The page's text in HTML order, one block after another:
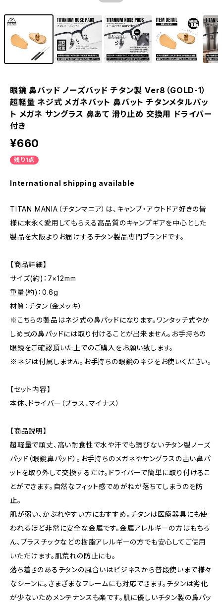
眼鏡 鼻パッド ノーズパッド チタン製 Ver8（GOLD-1）
超軽量 ネジ式 メガネパット 鼻パット チタンメタルパッ
ト メガネ サングラス 鼻あて 滑り止め 交換用 ドライバー
付き
¥660
残り1点
International shipping available
TITAN MANIA（チタンマニア）は、キャンプ・アウトドア好きの皆
様に末永く愛用してもらえる高品質のキャンプギアを中心とした
製品を大阪よりお届けするチタン製品専門ブランドです。
【商品詳細】
サイズ(約)：7×12mm
重量(約)：0.6g
材質：チタン（金メッキ）
※こちらの製品はネジ式の鼻パッドになります。ワンタッチ式やか
しめ式の鼻パッドには取り付けることが出来ません。お手持ちの
眼鏡をご確認頂いた上でのご購入をお願い致します。
※ネジは付属しません。お手持ちの眼鏡のネジをお使いください。
【セット内容】
本体、ドライバー（プラス、マイナス）
【商品説明】
超軽量で頑丈、高い耐食性で水や汗でも錆びないチタン製ノーズ
パッド（眼鏡鼻パッド）。お手持ちのメガネやサングラスの古い鼻パ
ットを取り外して交換するだけ。ドライバーで簡単に取り付けるこ
とができます。自然なフィット感でめがねが落ちてしまうのを防
止。
肌が弱い、かぶれやすい方におすすめ。チタンは医療器具にも使
われるほど非常に安全な金属です。金属アレルギーの方はもちろ
ん、プラスチックなどの樹脂アレルギーの方でも安心してご使用
いただけます。肌荒れの防止にも。
落ち着きのあるチタンの風合いはビジネスから普段使いまで様々
なシーンに。さまざまなフレームにも対応できます。チタンは劣化
が少ないためメンテナンスも楽です。肌に優しいチタン製の鼻パッ